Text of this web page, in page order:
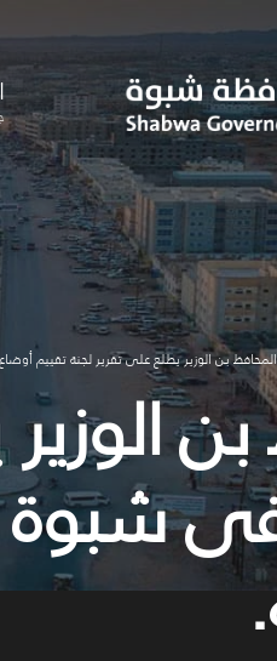
المحافظ بن الوزير يطلع على تقرير لجنة تقييم